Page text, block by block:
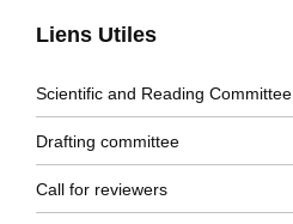
Liens Utiles
Scientific and Reading Committee
Drafting committee
Call for reviewers